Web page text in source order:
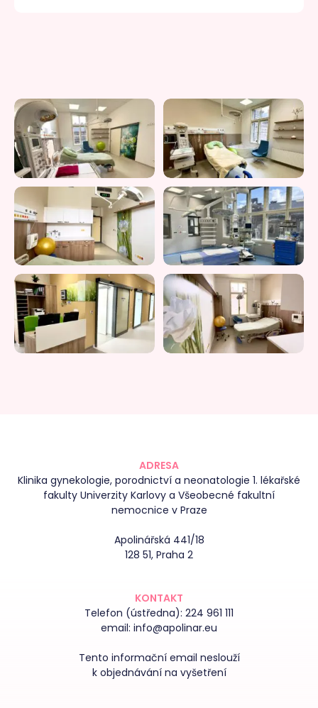
ADRESA
Klinika gynekologie, porodnictví a neonatologie 1. lékařské
fakulty Univerzity Karlovy a Všeobecné fakultní
nemocnice v Praze
Apolinářská 441/18
128 51, Praha 2
KONTAKT
Telefon (ústředna): 224 961 111
email: info@apolinar.eu
Tento informační email neslouží
k objednávání na vyšetření